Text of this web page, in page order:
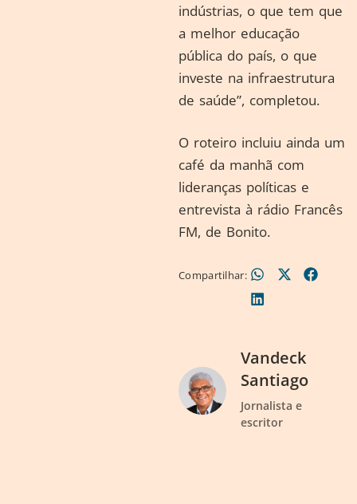
indústrias, o que tem que
a melhor educação
pública do país, o que
investe na infraestrutura
de saúde”, completou.
O roteiro incluiu ainda um
café da manhã com
lideranças políticas e
entrevista à rádio Francês
FM, de Bonito.
Compartilhar:
Vandeck
Santiago
Jornalista e
escritor